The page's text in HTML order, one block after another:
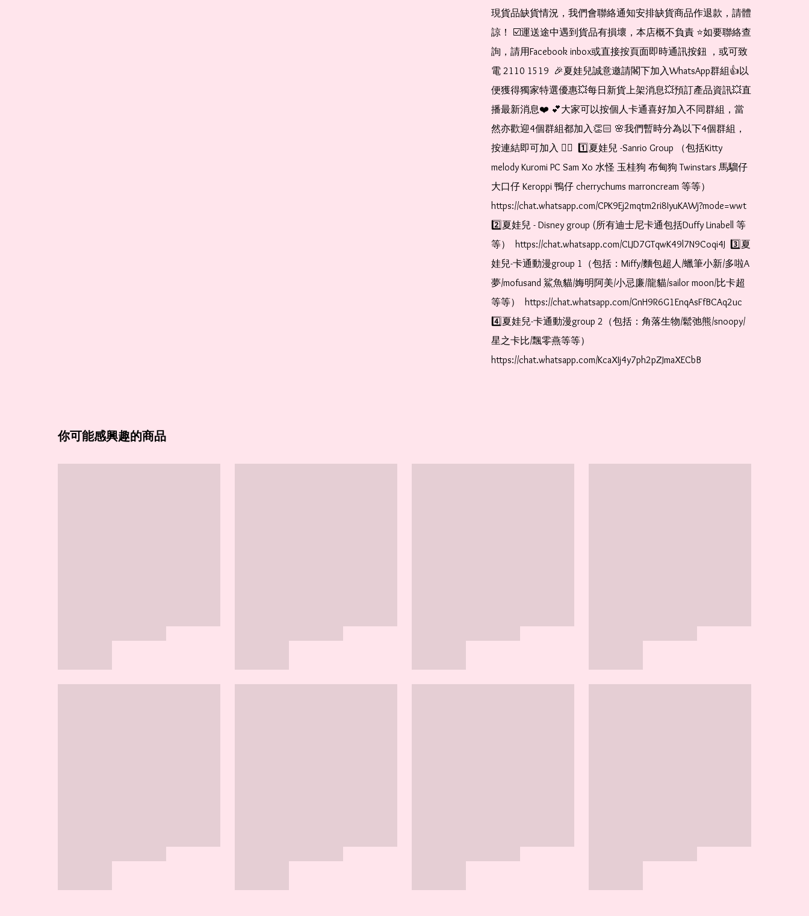
現貨品缺貨情況，我們會聯絡通知安排缺貨商品作退款，請體
諒！ ☑️運送途中遇到貨品有損壞，本店概不負責 ⭐️如要聯絡查
詢，請用Facebook inbox或直接按頁面即時通訊按鈕 ，或可致
電 2110 1519  🎉夏娃兒誠意邀請閣下加入WhatsApp群組👍以
便獲得獨家特選優惠💥每日新貨上架消息💥預訂產品資訊💥直
播最新消息❤️ 💕大家可以按個人卡通喜好加入不同群組，當
然亦歡迎4個群組都加入👏🏻 🌸我們暫時分為以下4個群組，
按連結即可加入 👇🏻  1️⃣夏娃兒 -Sanrio Group （包括Kitty
melody Kuromi PC Sam Xo 水怪 玉桂狗 布甸狗 Twinstars 馬騮仔
大口仔 Keroppi 鴨仔 cherrychums marroncream 等等）
https://chat.whatsapp.com/CPK9Ej2mqtm2ri8IyuKAWj?mode=wwt
2️⃣夏娃兒 - Disney group (所有迪士尼卡通包括Duffy Linabell 等
等）  https://chat.whatsapp.com/CLJD7GTqwK49l7N9Coqi4J  3️⃣夏
娃兒-卡通動漫group 1（包括：Miffy/麵包超人/蠟筆小新/多啦A
夢/mofusand 鯊魚貓/娒明阿美/小忌廉/龍貓/sailor moon/比卡超
等等）  https://chat.whatsapp.com/GnH9R6G1EnqAsFfBCAq2uc
4️⃣夏娃兒-卡通動漫group 2（包括：角落生物/鬆弛熊/snoopy/
星之卡比/飄零燕等等）
https://chat.whatsapp.com/KcaXIj4y7ph2pZJmaXECbB
你可能感興趣的商品